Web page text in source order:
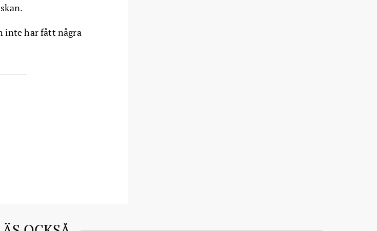
inte har fått några